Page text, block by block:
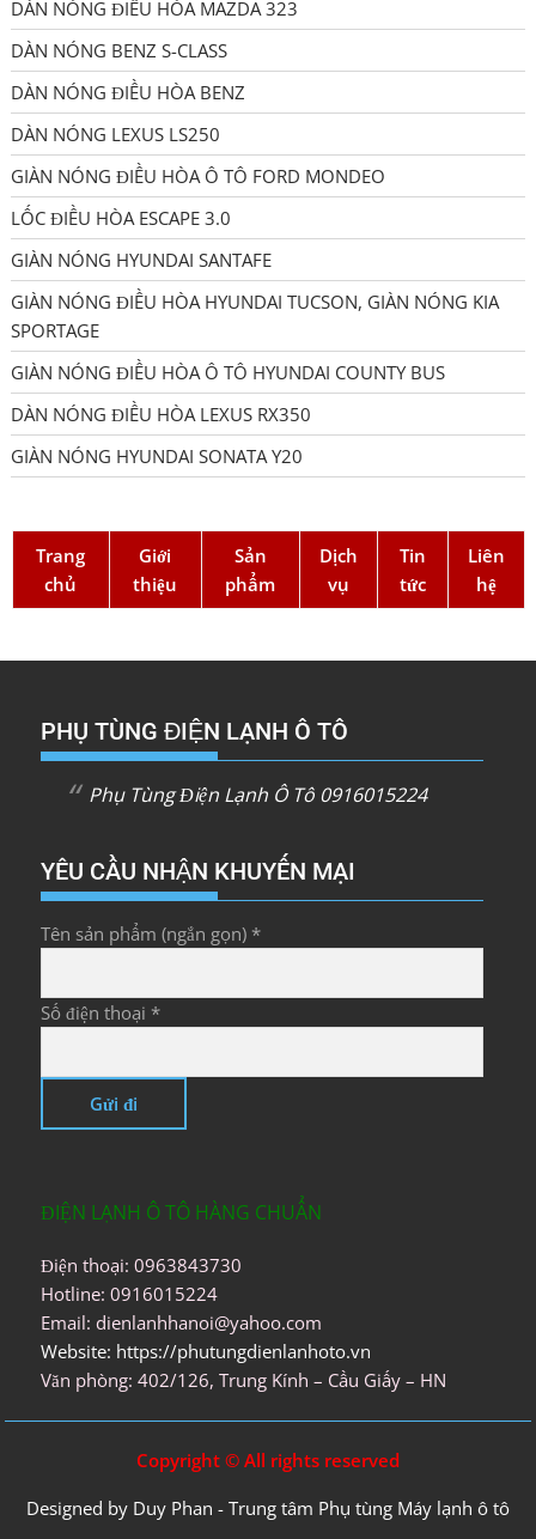
DÀN NÓNG ĐIỀU HÒA MAZDA 323
DÀN NÓNG BENZ S-CLASS
DÀN NÓNG ĐIỀU HÒA BENZ
DÀN NÓNG LEXUS LS250
GIÀN NÓNG ĐIỀU HÒA Ô TÔ FORD MONDEO
LỐC ĐIỀU HÒA ESCAPE 3.0
GIÀN NÓNG HYUNDAI SANTAFE
GIÀN NÓNG ĐIỀU HÒA HYUNDAI TUCSON, GIÀN NÓNG KIA
SPORTAGE
GIÀN NÓNG ĐIỀU HÒA Ô TÔ HYUNDAI COUNTY BUS
DÀN NÓNG ĐIỀU HÒA LEXUS RX350
GIÀN NÓNG HYUNDAI SONATA Y20
Trang
chủ
Giới
thiệu
Sản
phẩm
Dịch
vụ
Tin
tức
Liên
hệ
PHỤ TÙNG ĐIỆN LẠNH Ô TÔ
Phụ Tùng Điện Lạnh Ô Tô 0916015224
YÊU CẦU NHẬN KHUYẾN MẠI
Tên sản phẩm (ngắn gọn) *
Số điện thoại *
ĐIỆN LẠNH Ô TÔ HÀNG CHUẨN
Điện thoại: 0963843730
Hotline: 0916015224
Email: dienlanhhanoi@yahoo.com
Website: https://phutungdienlanhoto.vn
Văn phòng: 402/126, Trung Kính – Cầu Giấy – HN
Copyright © All rights reserved
Designed by Duy Phan - Trung tâm Phụ tùng Máy lạnh ô tô